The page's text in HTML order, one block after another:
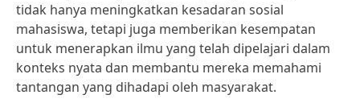
tidak hanya meningkatkan kesadaran sosial
mahasiswa, tetapi juga memberikan kesempatan
untuk menerapkan ilmu yang telah dipelajari dalam
konteks nyata dan membantu mereka memahami
tantangan yang dihadapi oleh masyarakat.